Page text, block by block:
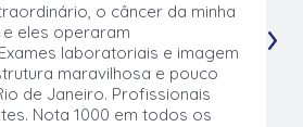
o câncer da minha
eles operaram
laboratoriais e imagem
maravilhosa e pouco
de Janeiro. Profissionais
Nota 1000 em todos os
›